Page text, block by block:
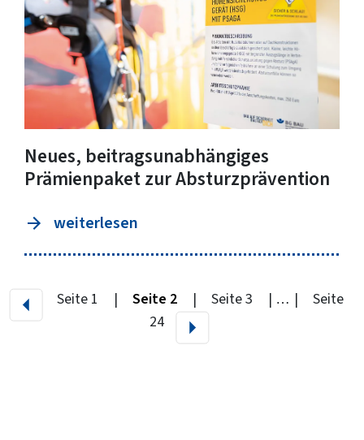
Neues, beitragsunabhängiges
Prämienpaket zur Absturzprävention
weiterlesen
Vorherige Seite
Seite 1 Seite 2 Seite 3 …
Seite
24